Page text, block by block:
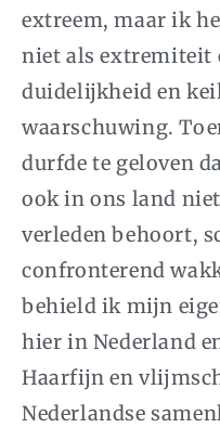
extreem, maar ik
niet als extremiteit
duidelijkheid en
waarschuwing.
durfde te geloven
ook in ons land
verleden behoort,
confronterend
behield ik mijn
hier in Nederland
Haarfijn en
Nederlandse